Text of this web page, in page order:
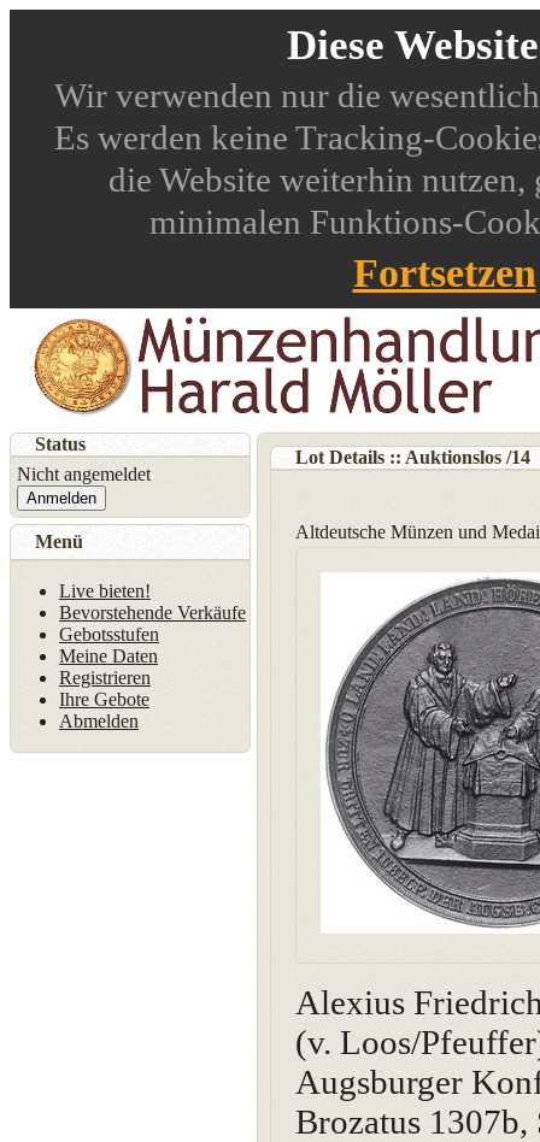
Diese
Wir verwenden nur die
Es werden keine Tracking-
die Website weiterhin nutzen,
minimalen Funktions-
Fortsetzen
Lot Details :: Auktionslos /14
Altdeutsche Münzen und
Alexius
(v. Loos/
Augsburger
Brozatus
Status
Nicht angemeldet
Anmelden
Menü
Live bieten!
Bevorstehende Verkäufe
Gebotsstufen
Meine Daten
Registrieren
Ihre Gebote
Abmelden